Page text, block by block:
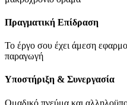
Πραγματική Επίδραση
Το έργο σου έχει άμεση
παραγωγή
Υποστήριξη & Συνεργασία
Ομαδικό πνεύμα και